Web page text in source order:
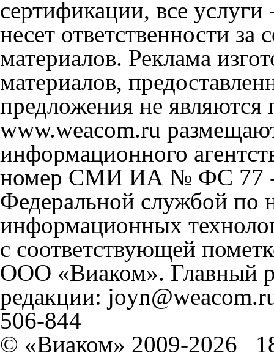
сертификации, все
несет ответственности
материалов. Реклама
материалов,
предложения не
www.weacom.ru
информационного
номер СМИ ИА № ФС 77 -
Федеральной службой по
информационных
с соответствующей
ООО «Виаком». Главный
редакции:
506-844
© «Виаком» 2009-2026